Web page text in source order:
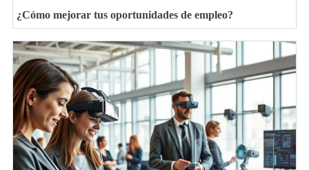
¿Cómo mejorar tus oportunidades de empleo?